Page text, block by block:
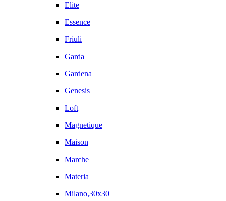
Elite
Essence
Friuli
Garda
Gardena
Genesis
Loft
Magnetique
Maison
Marche
Materia
Milano,30x30